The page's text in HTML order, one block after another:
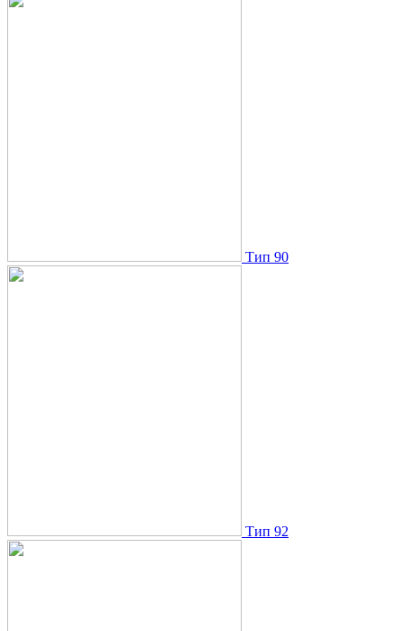
Тип 90
Тип 92